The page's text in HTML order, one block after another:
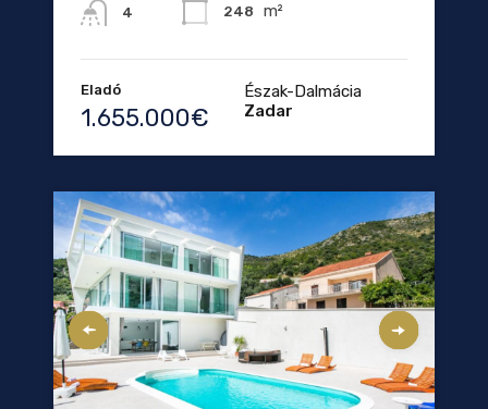
4 248 m²
Eladó
1.655.000€
Észak-Dalmácia
Zadar